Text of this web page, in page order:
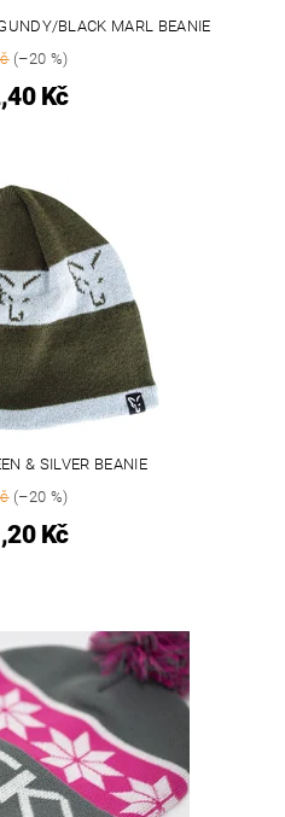
BLACK MARL BEANIE
(–20 %)
Kč
& SILVER BEANIE
(–20 %)
Kč